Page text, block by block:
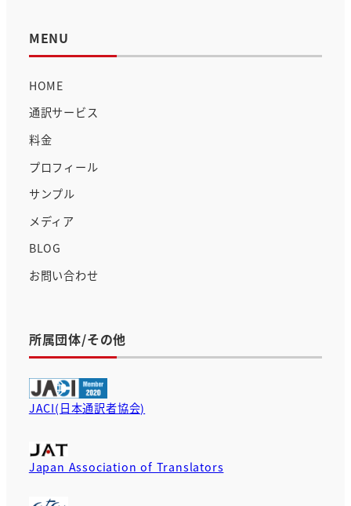
MENU
HOME
通訳サービス
料金
プロフィール
サンプル
メディア
BLOG
お問い合わせ
所属団体/その他
JACI(日本通訳者協会)
Japan Association of Translators